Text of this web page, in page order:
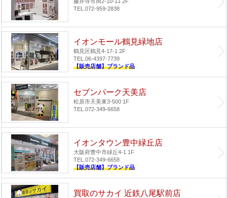
TEL.072-959-2838
イオンモール鶴見緑地店
鶴見区鶴見4-17-1 2F
TEL.06-4397-7739
【販売店舗】ブランド品
セブンパーク天美店
松原市天美東3-500 1F
TEL.072-349-6658
イオンタウン豊中緑丘店
大阪府豊中市緑丘4-1 1F
TEL.072-349-6658
【販売店舗】ブランド品
買取のサカイ 近鉄八尾駅前店